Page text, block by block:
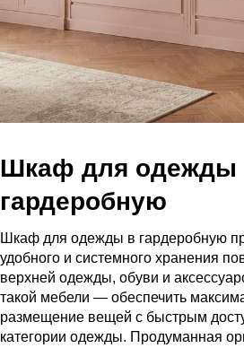
Шкаф для одежды
гардеробную
Шкаф для одежды в гардеробную
удобного и системного хранения
верхней одежды, обуви и
такой мебели — обеспечить
размещение вещей с быстрым
категории одежды. Продуманная